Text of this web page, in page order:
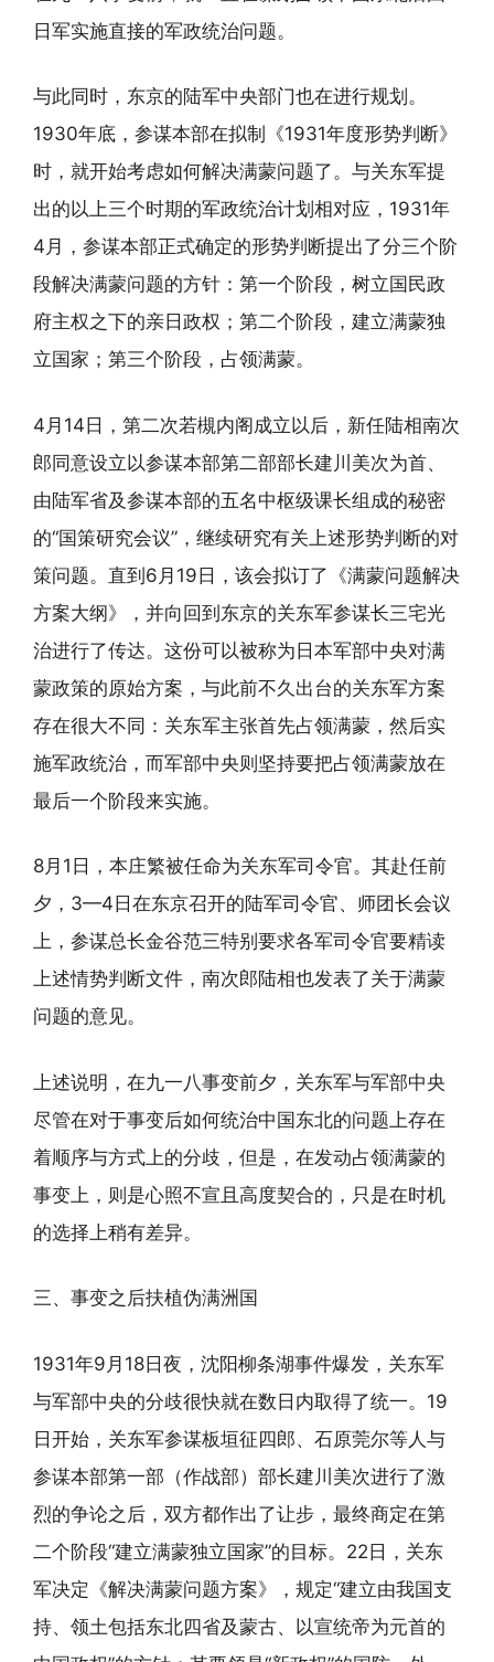
日军实施直接的军政统治问题。
与此同时，东京的陆军中央部门也在进行规划。
1930年底，参谋本部在拟制《1931年度形势判断》
时，就开始考虑如何解决满蒙问题了。与关东军提
出的以上三个时期的军政统治计划相对应，1931年
4月，参谋本部正式确定的形势判断提出了分三个阶
段解决满蒙问题的方针：第一个阶段，树立国民政
府主权之下的亲日政权；第二个阶段，建立满蒙独
立国家；第三个阶段，占领满蒙。
4月14日，第二次若槻内阁成立以后，新任陆相南次
郎同意设立以参谋本部第二部部长建川美次为首、
由陆军省及参谋本部的五名中枢级课长组成的秘密
的“国策研究会议”，继续研究有关上述形势判断的对
策问题。直到6月19日，该会拟订了《满蒙问题解决
方案大纲》，并向回到东京的关东军参谋长三宅光
治进行了传达。这份可以被称为日本军部中央对满
蒙政策的原始方案，与此前不久出台的关东军方案
存在很大不同：关东军主张首先占领满蒙，然后实
施军政统治，而军部中央则坚持要把占领满蒙放在
最后一个阶段来实施。
8月1日，本庄繁被任命为关东军司令官。其赴任前
夕，3—4日在东京召开的陆军司令官、师团长会议
上，参谋总长金谷范三特别要求各军司令官要精读
上述情势判断文件，南次郎陆相也发表了关于满蒙
问题的意见。
上述说明，在九一八事变前夕，关东军与军部中央
尽管在对于事变后如何统治中国东北的问题上存在
着顺序与方式上的分歧，但是，在发动占领满蒙的
事变上，则是心照不宣且高度契合的，只是在时机
的选择上稍有差异。
三、事变之后扶植伪满洲国
1931年9月18日夜，沈阳柳条湖事件爆发，关东军
与军部中央的分歧很快就在数日内取得了统一。19
日开始，关东军参谋板垣征四郎、石原莞尔等人与
参谋本部第一部（作战部）部长建川美次进行了激
烈的争论之后，双方都作出了让步，最终商定在第
二个阶段“建立满蒙独立国家”的目标。22日，关东
军决定《解决满蒙问题方案》，规定“建立由我国支
持、领土包括东北四省及蒙古、以宣统帝为元首的